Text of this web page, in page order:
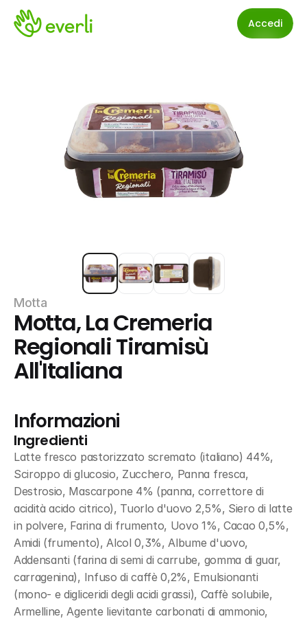
Accedi
Motta
Motta, La Cremeria
Regionali Tiramisù
All'Italiana
Informazioni
Ingredienti
Latte fresco pastorizzato scremato (italiano) 44%,
Sciroppo di glucosio, Zucchero, Panna fresca,
Destrosio, Mascarpone 4% (panna, correttore di
acidità acido citrico), Tuorlo d'uovo 2,5%, Siero di latte
in polvere, Farina di frumento, Uovo 1%, Cacao 0,5%,
Amidi (frumento), Alcol 0,3%, Albume d'uovo,
Addensanti (farina di semi di carrube, gomma di guar,
carragenina), Infuso di caffè 0,2%, Emulsionanti
(mono- e digliceridi degli acidi grassi), Caffè solubile,
Armelline, Agente lievitante carbonati di ammonio,